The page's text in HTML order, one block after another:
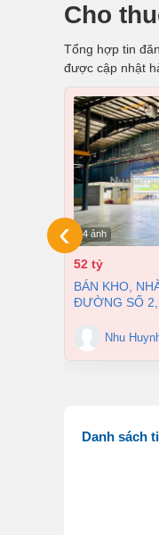
Cho
Tổng hợp tin
được cập nhật
4 ảnh
52 tỷ
BÁN KHO, NHÀ XƯỞNG TẠI
ĐƯỜNG SỐ
BIÊN HÒA,
TỶ
Nhu
‹
Danh sách